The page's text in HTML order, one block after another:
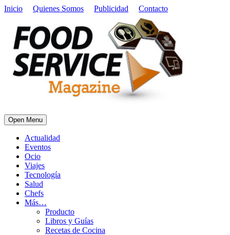
Inicio Quienes Somos Publicidad Contacto
Open Menu
Actualidad
Eventos
Ocio
Viajes
Tecnología
Salud
Chefs
Más…
Producto
Libros y Guías
Recetas de Cocina